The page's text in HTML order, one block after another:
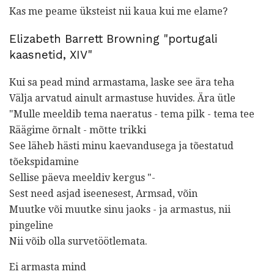
Kas me peame üksteist nii kaua kui me elame?
Elizabeth Barrett Browning "portugali
kaasnetid, XIV"
Kui sa pead mind armastama, laske see ära teha
Välja arvatud ainult armastuse huvides. Ära ütle
"Mulle meeldib tema naeratus - tema pilk - tema tee
Räägime õrnalt - mõtte trikki
See läheb hästi minu kaevandusega ja tõestatud
tõekspidamine
Sellise päeva meeldiv kergus "-
Sest need asjad iseenesest, Armsad, võin
Muutke või muutke sinu jaoks - ja armastus, nii
pingeline
Nii võib olla survetöötlemata.
Ei armasta mind